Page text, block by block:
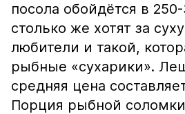
посола обойдётся в
столько же хотят за
любители и такой,
рыбные «сухарики».
средняя цена
Порция рыбной соломки